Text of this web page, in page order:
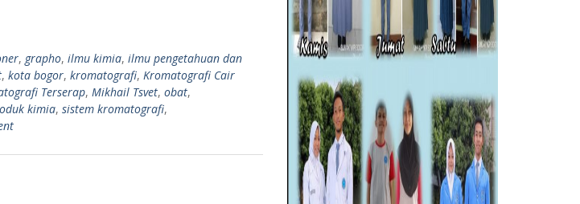
, grapho, ilmu kimia, ilmu pengetahuan dan
, kota bogor, kromatografi, Kromatografi Cair
Terserap, Mikhail Tsvet, obat,
kimia, sistem kromatografi,